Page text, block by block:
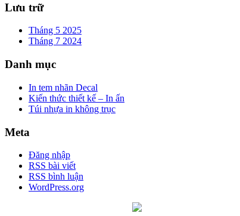
Lưu trữ
Tháng 5 2025
Tháng 7 2024
Danh mục
In tem nhãn Decal
Kiến thức thiết kế – In ấn
Túi nhựa in không trục
Meta
Đăng nhập
RSS bài viết
RSS bình luận
WordPress.org